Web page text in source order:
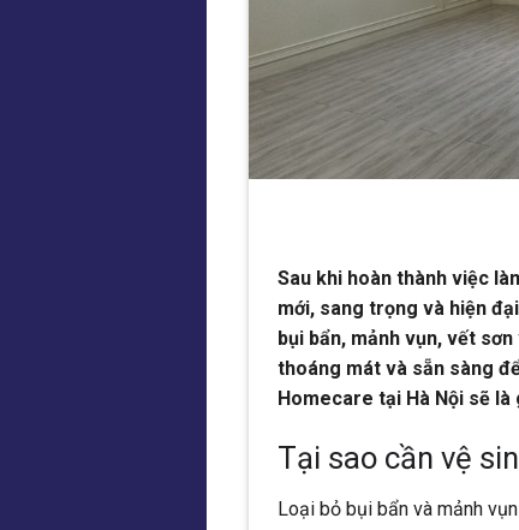
Sau khi hoàn thành việc
mới, sang trọng và hiện
bụi bẩn, mảnh vụn, vết
thoáng mát và sẵn sàng
Homecare tại Hà Nội sẽ
Tại sao cần vệ
Loại bỏ bụi bẩn và mảnh